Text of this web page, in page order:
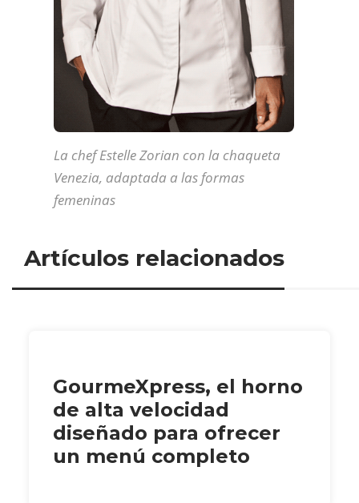
La chef Estelle Zorian con la chaqueta
Venezia, adaptada a las formas
femeninas
Artículos relacionados
GourmeXpress, el horno
de alta velocidad
diseñado para ofrecer
un menú completo